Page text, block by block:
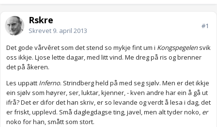
Rskre
Skrevet 9. april 2013
#1
Det gode vårvêret som det stend so mykje fint um i Kongspegelensvik
oss ikkje. Ljose lette dagar, med litt vind. Me dreg på ris og brenner
det på åkeren.
Les uppatt Inferno. Strindberg held på med seg sjølv. Men er det ikkje
ein sjølv som høyrer, ser, luktar, kjenner, - kven andre har ein å gå ut
ifrå? Det er difor det han skriv, er so levande og verdt å lesa i dag, det
er friskt, upplevd. Små daglegdagse ting, javel, men alt tyder noko, er
noko for han, smått som stort.